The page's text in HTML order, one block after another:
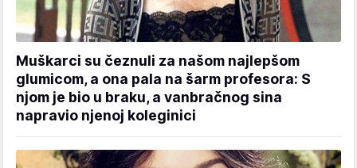
Muškarci su čeznuli za našom najlepšom
glumicom, a ona pala na šarm profesora: S
njom je bio u braku, a vanbračnog sina
napravio njenoj koleginici